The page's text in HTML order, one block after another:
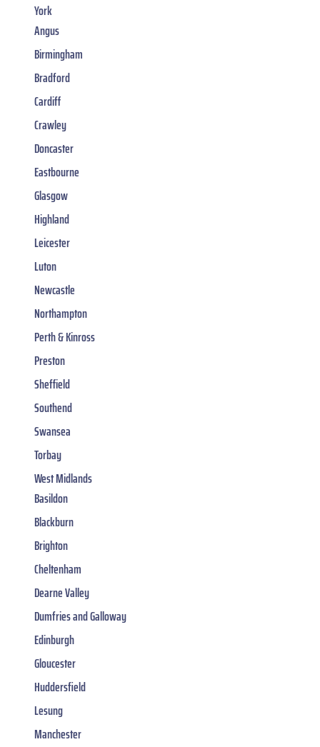
York
Angus
Birmingham
Bradford
Cardiff
Crawley
Doncaster
Eastbourne
Glasgow
Highland
Leicester
Luton
Newcastle
Northampton
Perth & Kinross
Preston
Sheffield
Southend
Swansea
Torbay
West Midlands
Basildon
Blackburn
Brighton
Cheltenham
Dearne Valley
Dumfries and Galloway
Edinburgh
Gloucester
Huddersfield
Lesung
Manchester